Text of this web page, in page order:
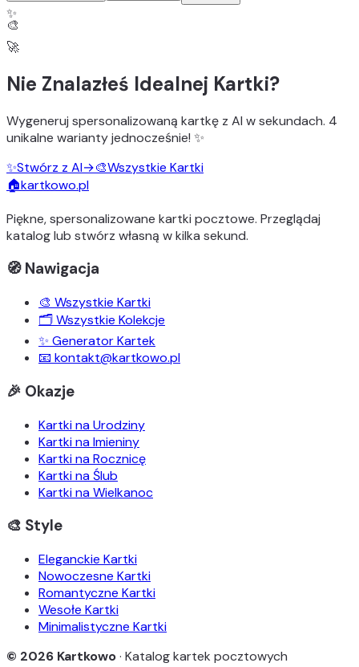
✨
🎨
🚀
Nie Znalazłeś Idealnej Kartki?
Wygeneruj spersonalizowaną kartkę z AI w sekundach. 4
unikalne wariantyjednocześnie! ✨
✨Stwórz z AI→🎨Wszystkie Kartki
🏠kartkowo.pl
Piękne, spersonalizowane kartki pocztowe. Przeglądaj
katalog lub stwórz własną w kilka sekund.
🧭 Nawigacja
🎨 Wszystkie Kartki
🗂️ Wszystkie Kolekcje
✨ Generator Kartek
📧 kontakt@kartkowo.pl
🎉 Okazje
Kartki na Urodziny
Kartki na Imieniny
Kartki na Rocznicę
Kartki na Ślub
Kartki na Wielkanoc
🎨 Style
Eleganckie Kartki
Nowoczesne Kartki
Romantyczne Kartki
Wesołe Kartki
Minimalistyczne Kartki
© 2026 Kartkowo· Katalog kartek pocztowych